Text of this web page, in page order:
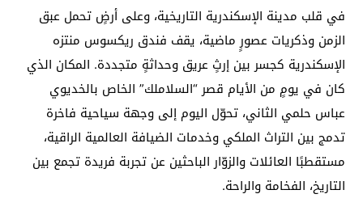
في قلب مدينة الإسكندرية التاريخية، وعلى أرضٍ تحمل عبق
الزمن وذكريات عصورٍ ماضية، يقف فندق ريكسوس منتزه
الإسكندرية كجسر بين إرثٍ عريق وحداثةٍ متجددة. المكان الذي
كان في يومٍ من الأيام قصر “السلاملك” الخاص بالخديوي
عباس حلمي الثاني، تحوّل اليوم إلى وجهة سياحية فاخرة
تدمج بين التراث الملكي وخدمات الضيافة العالمية الراقية،
مستقطبًا العائلات والزوّار الباحثين عن تجربة فريدة تجمع بين
التاريخ، الفخامة والراحة.